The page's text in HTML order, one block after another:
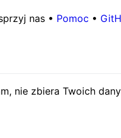
nas • Pomoc •
nie zbiera Twoich